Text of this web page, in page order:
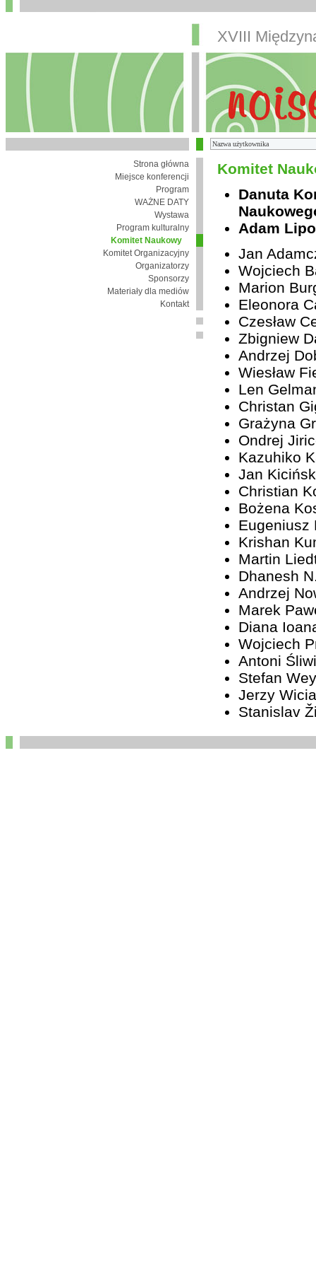
XVIII
Strona główna
Miejsce konferencji
Program
WAŻNE DATY
Wystawa
Program kulturalny
Komitet Naukowy
Komitet Organizacyjny
Organizatorzy
Sponsorzy
Materiały dla mediów
Kontakt
Komitet
Danuta
Adam
Jan
Wojciech
Marion
Eleonora
Czesław
Zbigniew
Andrzej
Wiesław
Len
Christan
Grażyna
Ondrej
Kazuhiko
Jan
Christian
Bożena
Eugeniusz
Krishan
Martin
Dhanesh
Andrzej
Marek
Diana
Wojciech
Antoni
Stefan
Jerzy
Stanislav